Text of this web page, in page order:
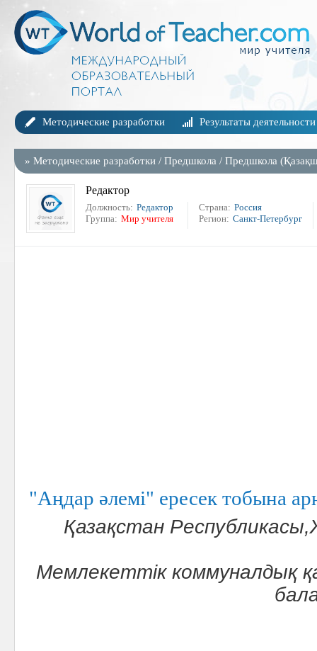
Методические разработки Результаты деятельности
» Методические разработки / Предшкола / Предшкола
Редактор
Должность: Редактор
Группа: Мир учителя
Страна: Россия
Регион: Санкт-Петербург
"Аңдар әлемі" ересек тобына
Қазақстан
Мемлекеттік коммуналдық